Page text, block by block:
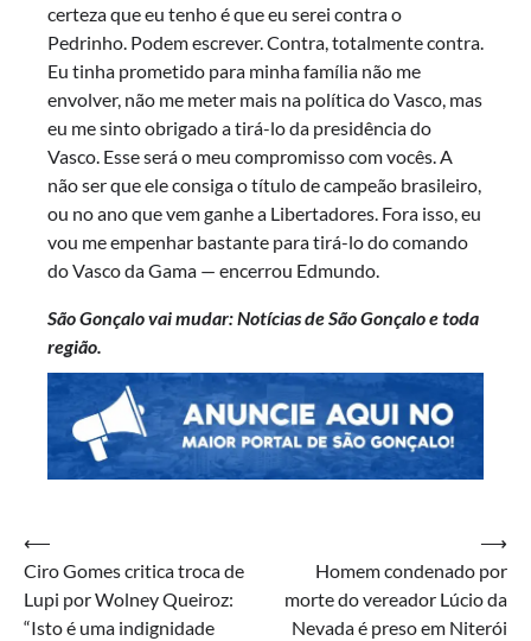
certeza que eu tenho é que eu serei contra o
Pedrinho. Podem escrever. Contra, totalmente contra.
Eu tinha prometido para minha família não me
envolver, não me meter mais na política do Vasco, mas
eu me sinto obrigado a tirá-lo da presidência do
Vasco. Esse será o meu compromisso com vocês. A
não ser que ele consiga o título de campeão brasileiro,
ou no ano que vem ganhe a Libertadores. Fora isso, eu
vou me empenhar bastante para tirá-lo do comando
do Vasco da Gama — encerrou Edmundo.
São Gonçalo vai mudar: Notícias de São Gonçalo e toda
região.
Navegação
de
Post
⟵
Ciro Gomes critica troca de
Lupi por Wolney Queiroz:
“Isto é uma indignidade
Homem condenado por
morte do vereador Lúcio da
Nevada é preso em Niterói
⟶